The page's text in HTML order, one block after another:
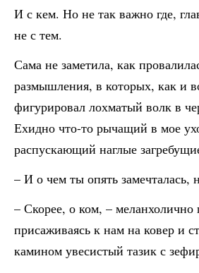
И с кем. Но не так важно где,
не с тем.
Сама не заметила, как
размышления, в которых, как и
фигурировал лохматый волк в
Ехидно что-то рычащий в мое
распускающий наглые
– И о чем ты опять замечталась,
– Скорее, о ком, –
присаживаясь к нам на ковер и
камином увесистый тазик с